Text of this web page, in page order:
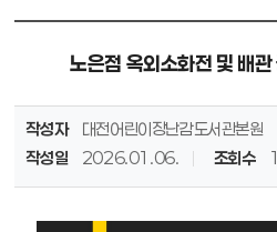
노은점 옥외소화전 및 배
작성자
대전어린이장난감도서관본원
작성일
2026.01.06. 조회수